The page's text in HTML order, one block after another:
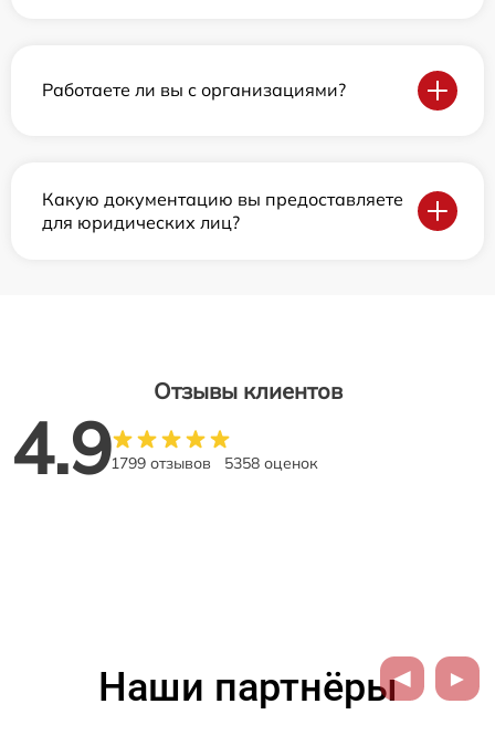
Работаете ли вы с организациями?
Какую документацию вы предоставляете
для юридических лиц?
Отзывы клиентов
4.91799 отзывов 5358 оценок
Наши партнёры